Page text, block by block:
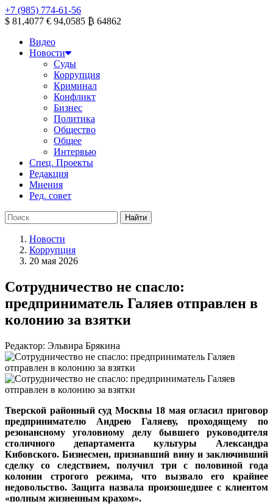
+7 (985) 774-61-56
$ 81,4077 € 94,0585 ₿ 64862
Видео
Новости
Суды
Коррупция
Криминал
Конфликт
Бизнес
Политика
Общество
Общее
Интервью
Спец. Проекты
Редакция
Мнения
Ред. совет
Новости
Коррупция
20 мая 2026
Сотрудничество не спасло:
предприниматель Галяев отправлен в
колонию за взятки
Редактор: Эльвира Брякина
Тверской районный суд Москвы 18 мая огласил приговор
предпринимателю Андрею Галяеву, проходящему по
резонансному уголовному делу бывшего руководителя
столичного департамента культуры Александра
Кибовского. Бизнесмен, признавший вину и заключивший
сделку со следствием, получил три с половиной года
колонии строгого режима, что вызвало его крайнее
недовольство. Защита назвала произошедшее с клиентом
«полным жизненным крахом».